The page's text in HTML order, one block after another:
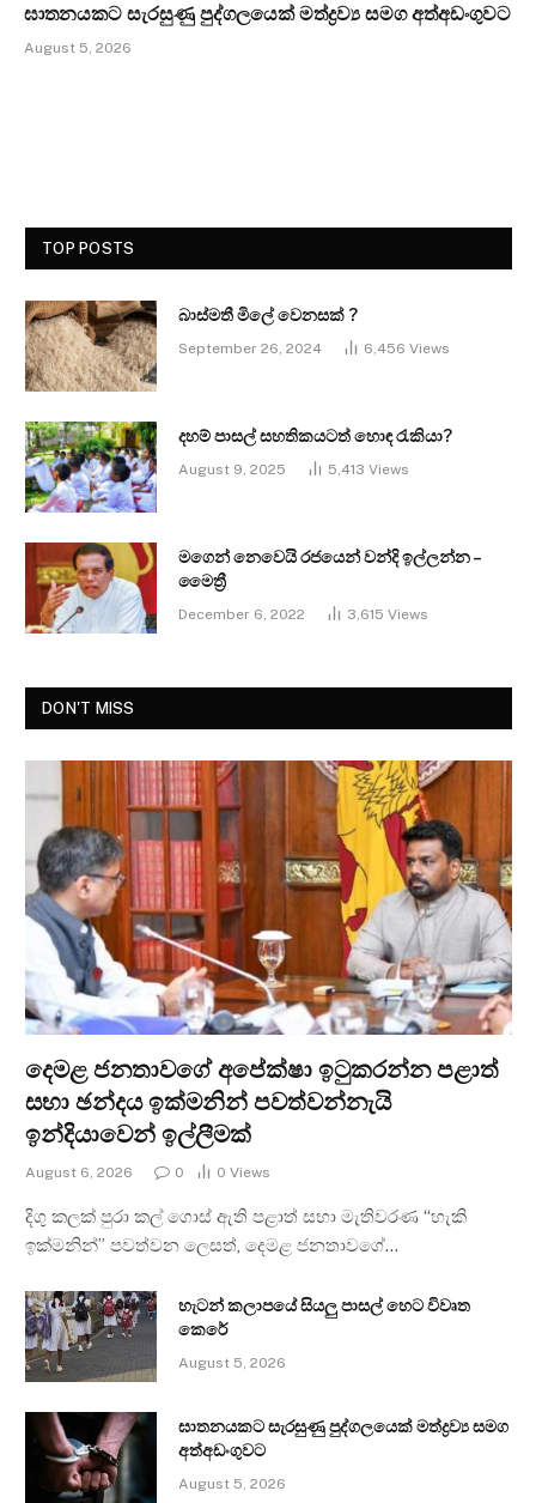
ඝාතනයකට සැරසුණු පුද්ගලයෙක් මත්ද්‍රව්‍ය සමග අත්අඩංගුවට
August 5, 2026
TOP POSTS
බාස්මතී මිලේ වෙනසක් ?
September 26, 2024 6,456 Views
දහම් පාසල් සහතිකයටත් හොඳ රැකියා?
August 9, 2025 5,413 Views
මගෙන් නෙවෙයි රජයෙන් වන්දි ඉල්ලන්න –
මෛත්‍රී
December 6, 2022 3,615 Views
DON'T MISS
දෙමළ ජනතාවගේ අපේක්ෂා ඉටුකරන්න පළාත්
සභා ඡන්දය ඉක්මනින් පවත්වන්නැයි
ඉන්දියාවෙන් ඉල්ලීමක්
August 6, 2026 0 0 Views
දිගු කලක් පුරා කල් ගොස් ඇති පළාත් සභා මැතිවරණ “හැකි
ඉක්මනින්” පවත්වන ලෙසත්, දෙමළ ජනතාවගේ…
හැටන් කලාපයේ සියලු පාසල් හෙට විවෘත
කෙරේ
August 5, 2026
ඝාතනයකට සැරසුණු පුද්ගලයෙක් මත්ද්‍රව්‍ය සමග
අත්අඩංගුවට
August 5, 2026